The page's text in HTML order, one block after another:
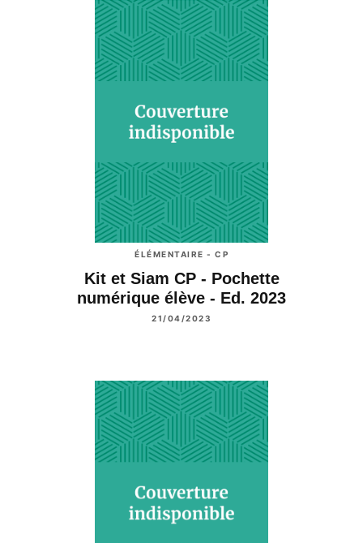
ÉLÉMENTAIRE - CP
Kit et Siam CP - Pochette
numérique élève - Ed. 2023
21/04/2023